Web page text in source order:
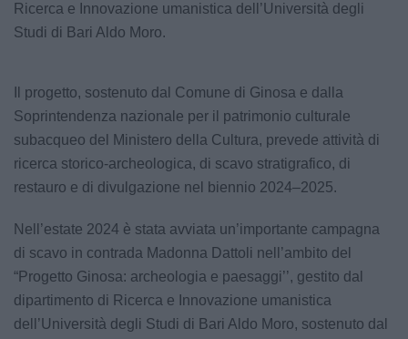
Ricerca e Innovazione umanistica dell’Università degli
Studi di Bari Aldo Moro.
Il progetto, sostenuto dal Comune di Ginosa e dalla
Soprintendenza nazionale per il patrimonio culturale
subacqueo del Ministero della Cultura, prevede attività di
ricerca storico-archeologica, di scavo stratigrafico, di
restauro e di divulgazione nel biennio 2024–2025.
Nell’estate 2024 è stata avviata un’importante campagna
di scavo in contrada Madonna Dattoli nell’ambito del
“Progetto Ginosa: archeologia e paesaggi’’, gestito dal
dipartimento di Ricerca e Innovazione umanistica
dell’Università degli Studi di Bari Aldo Moro, sostenuto dal